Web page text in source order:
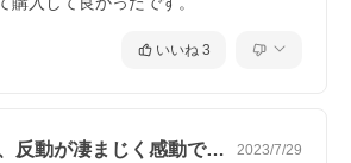
いいね 3
反動が凄まじく感動で… 2023/7/29